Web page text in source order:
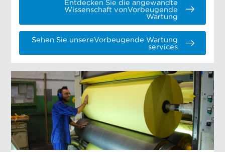
Entdecken Sie die angewandte
Wissenschaft vonVorbeugende
Wartung
Sehen Sie unsereVorbeugende Wartung
services